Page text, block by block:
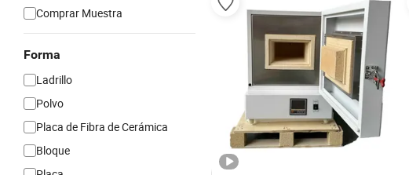
Comprar Muestra
Forma
Ladrillo
Polvo
Placa de Fibra de Cerámica
Bloque